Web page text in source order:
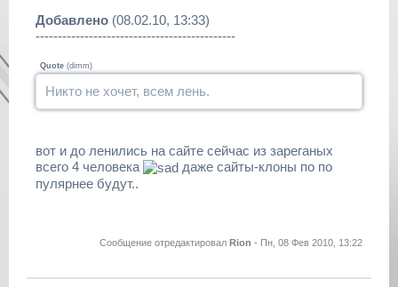
Добавлено (08.02.10, 13:33)
---------------------------------------------
Quote (dimm)
Никто не хочет, всем лень.
вот и до ленились на сайте сейчас из зареганых
всего 4 человека
даже сайты-клоны по по
пулярнее будут..
Сообщение отредактировал Rion - Пн, 08 Фев 2010, 13:22